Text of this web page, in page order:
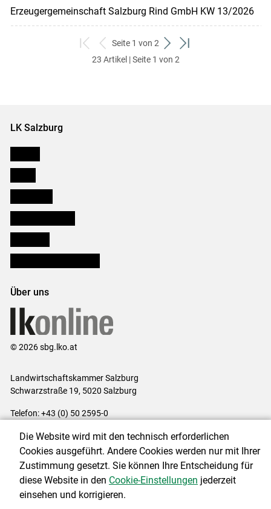
Erzeugergemeinschaft Salzburg Rind GmbH KW 13/2026
zum
ersten
zurück
zum
Seite 1 von 2
weiter
zum
zum
23 Artikel | Seite 1 von 2
LK Salzburg
Über uns
© 2026 sbg.lko.at
Landwirtschaftskammer Salzburg
Schwarzstraße 19, 5020 Salzburg
Telefon: +43 (0) 50 2595-0
Impressum|Kontakt|Datenschutzerklärung|Barrierefreiheit|
Cookie-Einstellungen
Die Website wird mit den technisch erforderlichen
Cookies ausgeführt. Andere Cookies werden nur mit Ihrer
Zustimmung gesetzt. Sie können Ihre Entscheidung für
diese Website in den Cookie-Einstellungen jederzeit
einsehen und korrigieren.